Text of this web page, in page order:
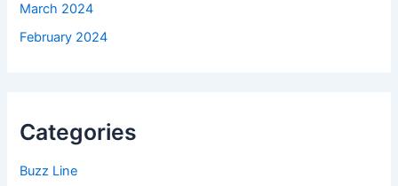
March 2024
February 2024
Categories
Buzz Line